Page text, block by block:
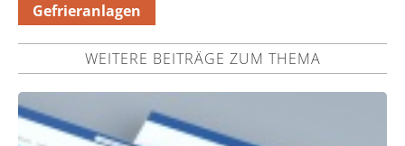
Gefrieranlagen
WEITERE BEITRÄGE ZUM THEMA